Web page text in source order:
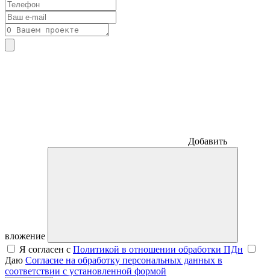
Добавить
вложение
Я согласен с Политикой в отношении обработки ПДн
Даю Согласие на обработку персональных данных в
соответствии с установленной формой